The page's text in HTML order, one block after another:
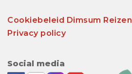
Cookiebeleid Dimsum Reizen
Privacy policy
Social media